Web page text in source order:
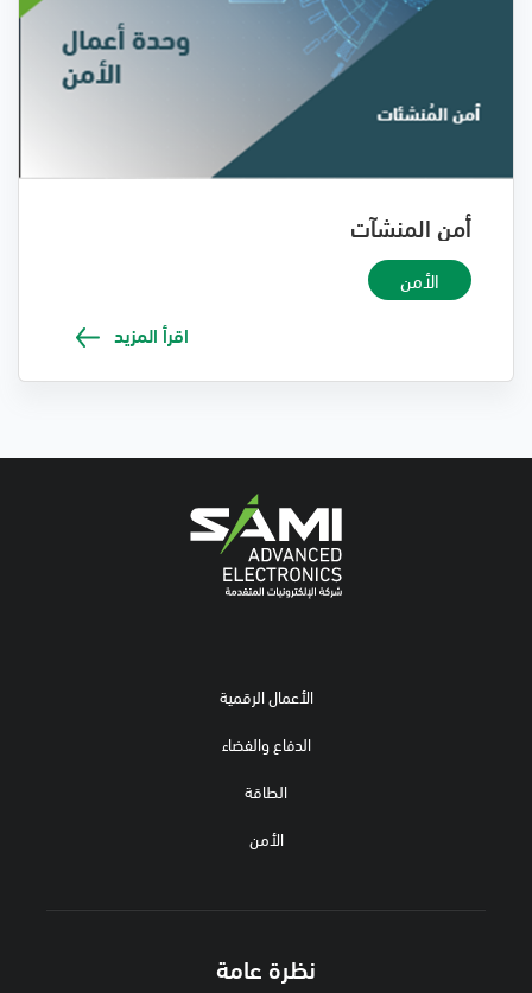
أمن المنشآت
الأمن
اقرأ المزيد
الأعمال الرقمية
الدفاع والفضاء
الطاقة
الأمن
نظرة عامة